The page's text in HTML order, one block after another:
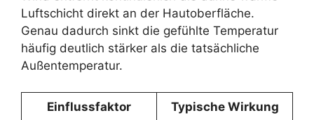
Luftschicht direkt an der Hautoberfläche.
Genau dadurch sinkt die gefühlte Temperatur
häufig deutlich stärker als die tatsächliche
Außentemperatur.
Einflussfaktor Typische Wirkung